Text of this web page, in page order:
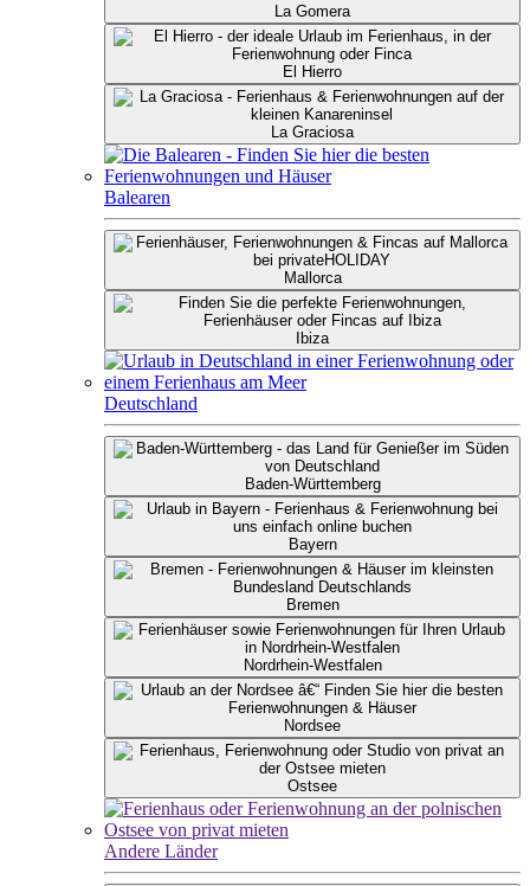
La Gomera
El Hierro
La Graciosa
Balearen
Mallorca
Ibiza
Deutschland
Baden-Württemberg
Bayern
Bremen
Nordrhein-Westfalen
Nordsee
Ostsee
Andere Länder